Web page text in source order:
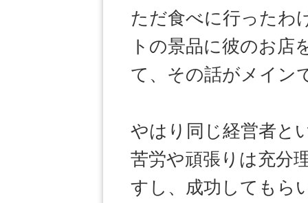
ただ食べに行ったわ
トの景品に彼のお店
て、その話がメイン
やはり同じ経営者と
苦労や頑張りは充分
すし、成功してもら